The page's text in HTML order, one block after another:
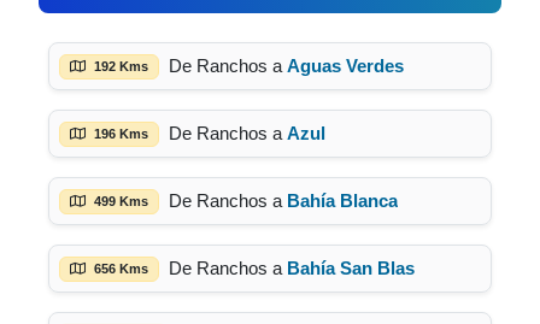
192 Kms De Ranchos a Aguas Verdes
196 Kms De Ranchos a Azul
499 Kms De Ranchos a Bahía Blanca
656 Kms De Ranchos a Bahía San Blas